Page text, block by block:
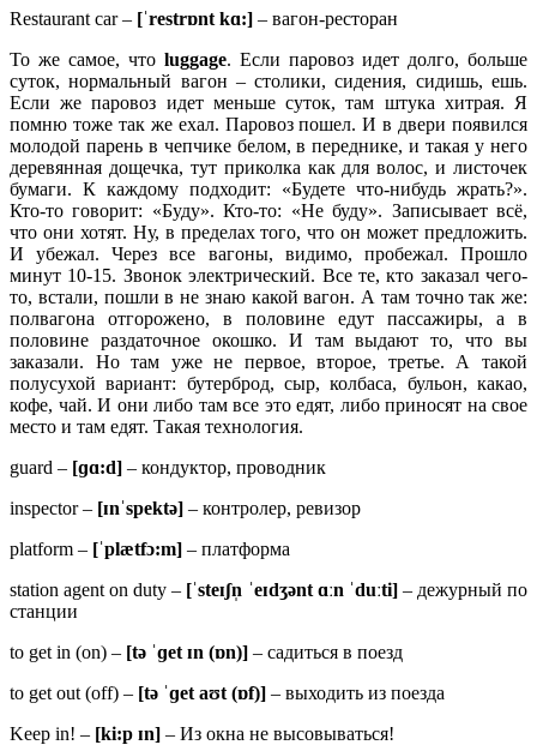
Restaurant car – [ˈrestrɒnt kɑ:] – вагон-ресторан
То же самое, что luggage. Если паровоз идет долго, больше
суток, нормальный вагон – столики, сидения, сидишь, ешь.
Если же паровоз идет меньше суток, там штука хитрая. Я
помню тоже так же ехал. Паровоз пошел. И в двери появился
молодой парень в чепчике белом, в переднике, и такая у него
деревянная дощечка, тут приколка как для волос, и листочек
бумаги. К каждому подходит: «Будете что-нибудь жрать?».
Кто-то говорит: «Буду». Кто-то: «Не буду». Записывает всё,
что они хотят. Ну, в пределах того, что он может предложить.
И убежал. Через все вагоны, видимо, пробежал. Прошло
минут 10-15. Звонок электрический. Все те, кто заказал чего-
то, встали, пошли в не знаю какой вагон. А там точно так же:
полвагона отгорожено, в половине едут пассажиры, а в
половине раздаточное окошко. И там выдают то, что вы
заказали. Но там уже не первое, второе, третье. А такой
полусухой вариант: бутерброд, сыр, колбаса, бульон, какао,
кофе, чай. И они либо там все это едят, либо приносят на свое
место и там едят. Такая технология.
guard – [ɡɑ:d] – кондуктор, проводник
inspector – [ɪnˈspektə] – контролер, ревизор
platform – [ˈplætfɔ:m] – платформа
station agent on duty – [ˈsteɪʃn̩ ˈeɪdʒənt ɑːn ˈduːti]– дежурный по
станции
to get in (on) – [tə ˈɡet ɪn (ɒn)] – садиться в поезд
to get out (off) – [tə ˈɡet aʊt (ɒf)] – выходить из поезда
Keep in! – [ki:p ɪn] – Из окна не высовываться!